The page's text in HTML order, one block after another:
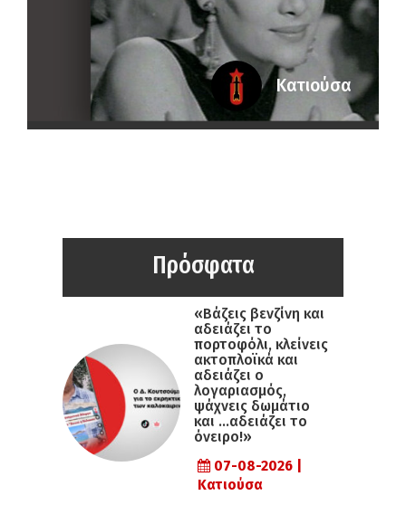
Κατιούσα
Πρόσφατα
«Βάζεις βενζίνη και
αδειάζει το
πορτοφόλι, κλείνεις
ακτοπλοϊκά και
αδειάζει ο
λογαριασμός,
ψάχνεις δωμάτιο
και …αδειάζει το
όνειρο!»
07-08-2026 |
Κατιούσα